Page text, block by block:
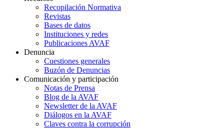
Recopilación Normativa
Revistas
Bases de datos
Instituciones y redes
Publicaciones AVAF
Denuncia
Cuestiones generales
Buzón de Denuncias
Comunicación y participación
Notas de Prensa
Blog de la AVAF
Newsletter de la AVAF
Diálogos en la AVAF
Claves contra la corrupción